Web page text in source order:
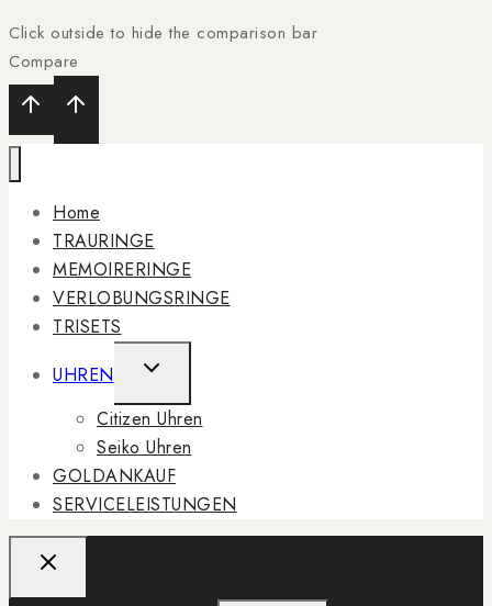
Click outside to hide the comparison bar
Compare
Home
TRAURINGE
MEMOIRERINGE
VERLOBUNGSRINGE
TRISETS
UHREN
TOGGLE
CHILD
MENU
Citizen Uhren
Seiko Uhren
GOLDANKAUF
SERVICELEISTUNGEN